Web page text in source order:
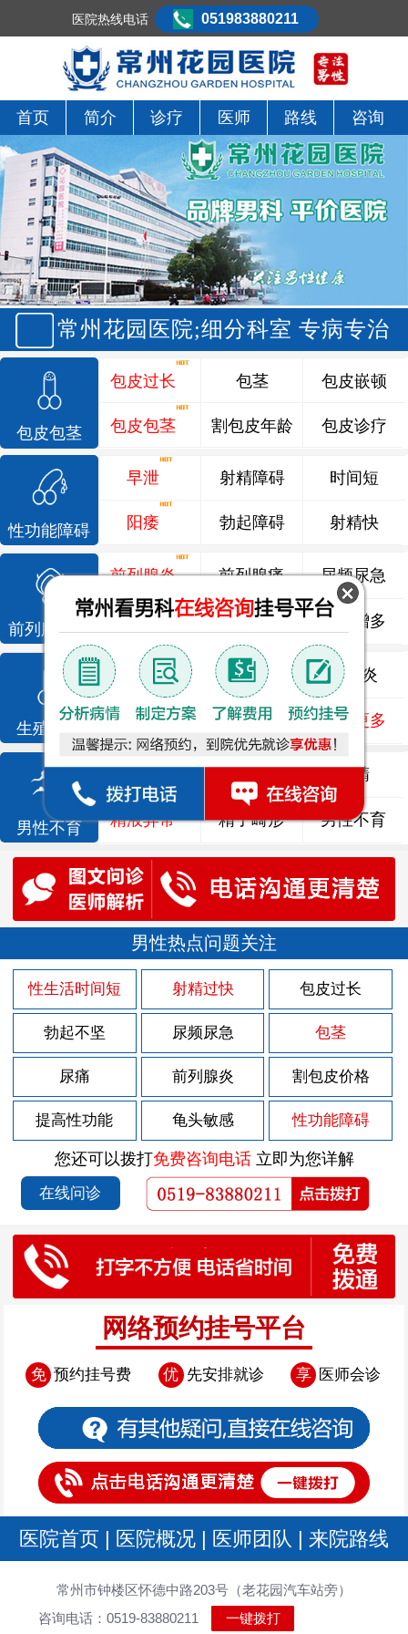
首页 简介 诊疗 医师 路线 咨询
常州花园医院;细分科室 专病专治
包皮包茎
包皮过长
包皮包茎
包茎
割包皮年龄
包皮嵌顿
包皮诊疗
性功能障碍
早泄
阳痿
射精障碍
勃起障碍
时间短
射精快
前列腺疾病
前列腺炎 前列腺痛 尿频尿急
前列腺增生 排尿不畅 夜尿增多
生殖感染
龟头炎 睾丸炎 尿道炎
尿相关 泌尿感染 了解更多
男性不育
死精 少精 弱精
精液异常 精子畸形 男性不育
男性热点问题关注
性生活时间短 射精过快 包皮过长
勃起不坚 尿频尿急 包茎
尿痛 前列腺炎 割包皮价格
提高性功能 龟头敏感 性功能障碍
您还可以拨打免费咨询电话立即为您详解
在线问诊
网络预约挂号平台
免 预约挂号费 优 先安排就诊 享 医师会诊
医院首页 | 医院概况 | 医师团队 | 来院路线
常州市钟楼区怀德中路203号（老花园汽车站旁）
咨询电话：0519-83880211
一键拨打
医院热线电话 051983880211